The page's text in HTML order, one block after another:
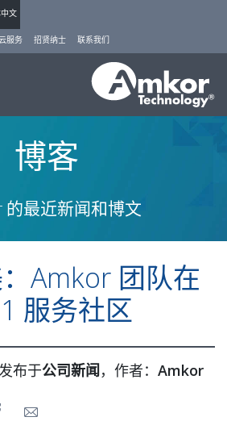
文
服务 招贤纳士 联系我们
博客
的最近新闻和博文
Amkor 团队在
服务社区
布于公司新闻，作者： Amkor